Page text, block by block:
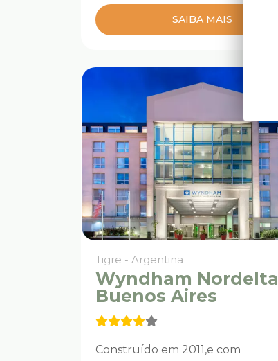
SAIBA MAIS
Tigre - Argentina
Wyndham Nordelta
Buenos Aires
Construído em 2011,e com